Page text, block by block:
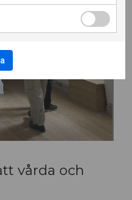
vårda och